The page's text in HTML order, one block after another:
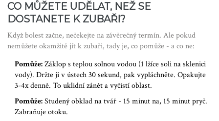
CO MŮŽETE UDĚLAT, NEŽ SE
DOSTANETE K ZUBAŘI?
Když bolest začne, nečekejte na závěrečný termín. Ale pokud
nemůžete okamžitě jít k zubaři, tady je, co pomůže - a co ne:
Pomůže:Záklop s teplou solnou vodou (1 lžíce soli na sklenici
vody). Držte ji v ústech 30 sekund, pak vypláchněte. Opakujte
3-4x denně. To uklidní zánět a vyčistí oblast.
Pomůže:Studený obklad na tvář - 15 minut na, 15 minut pryč.
Zabraňuje otoku.